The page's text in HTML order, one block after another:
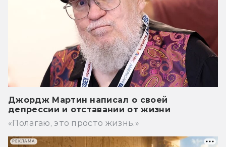
Джордж Мартин написал о своей
депрессии и отставании от жизни
«Полагаю, это просто жизнь.»
РЕКЛАМА